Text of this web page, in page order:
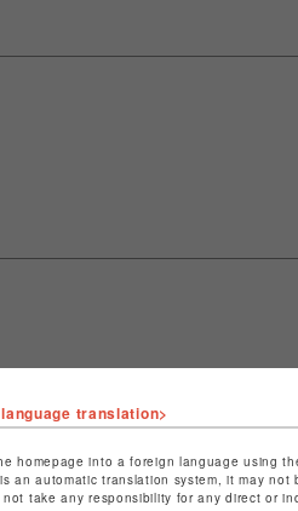
店舗名
特定商取引法など法令
ショップお問い合わせ
translation>
homepage into a foreign language using
an automatic translation system, it may
take any responsibility for any direct or